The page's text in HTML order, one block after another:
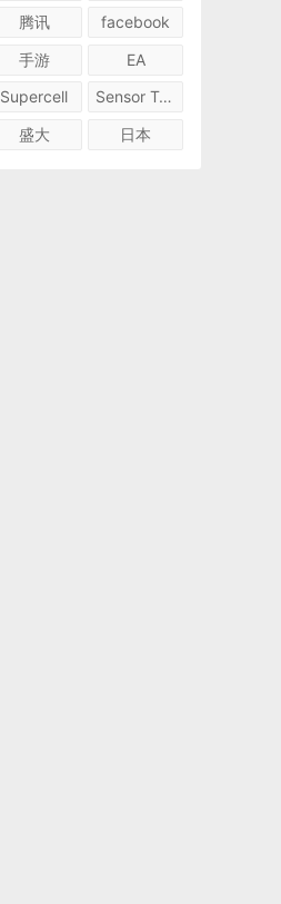
腾讯
facebook
手游
EA
Supercell
Sensor Tower
盛大 日本